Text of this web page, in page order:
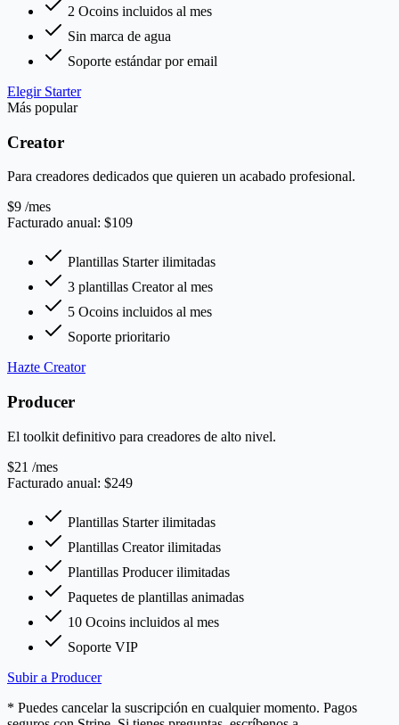
2 Ocoins incluidos al mes
Sin marca de agua
Soporte estándar por email
Elegir Starter
Más popular
Creator
Para creadores dedicados que quieren un acabado profesional.
$9 /mes
Facturado anual: $109
Plantillas Starter ilimitadas
3 plantillas Creator al mes
5 Ocoins incluidos al mes
Soporte prioritario
Hazte Creator
Producer
El toolkit definitivo para creadores de alto nivel.
$21 /mes
Facturado anual: $249
Plantillas Starter ilimitadas
Plantillas Creator ilimitadas
Plantillas Producer ilimitadas
Paquetes de plantillas animadas
10 Ocoins incluidos al mes
Soporte VIP
Subir a Producer
* Puedes cancelar la suscripción en cualquier momento. Pagos